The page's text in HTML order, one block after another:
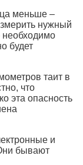
меньше –
нужный
необходимо
будет
таит в
что
эта опасность
и
бывают